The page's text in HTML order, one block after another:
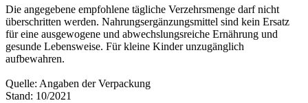
Die angegebene empfohlene tägliche Verzehrsmenge darf nicht
überschritten werden. Nahrungsergänzungsmittel sind kein Ersatz
für eine ausgewogene und abwechslungsreiche Ernährung und
gesunde Lebensweise. Für kleine Kinder unzugänglich
aufbewahren.
Quelle: Angaben der Verpackung
Stand: 10/2021